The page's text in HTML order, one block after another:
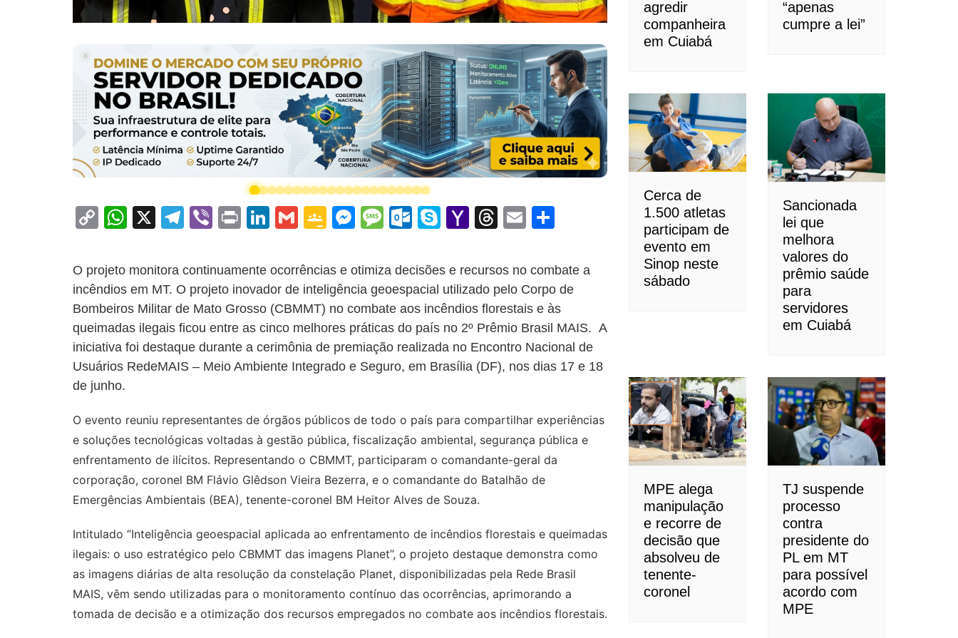
C
p
y
Li
n
k
W
at
s
A
p
p
X
T
e
gr
a
m
Vi
er
Pr
t
Li
k
e
dI
n
G
ai
l
G
o
gl
e
Cl
a
s
o
o
m
M
s
s
e
n
g
er
M
s
s
a
g
e
O
lo
o
k.
c
o
m
S
y
p
e
Y
h
o
o
M
ai
l
T
e
a
d
s
E
ai
l
ar
e
O projeto monitora continuamente ocorrências e otimiza decisões e recursos no combate a
incêndios em MT. O projeto inovador de inteligência geoespacial utilizado pelo Corpo de
Bombeiros Militar de Mato Grosso (CBMMT) no combate aos incêndios florestais e às
queimadas ilegais ficou entre as cinco melhores práticas do país no 2º Prêmio Brasil MAIS. A
iniciativa foi destaque durante a cerimônia de premiação realizada no Encontro Nacional de
Usuários RedeMAIS – Meio Ambiente Integrado e Seguro, em Brasília (DF), nos dias 17 e 18
de junho.
O evento reuniu representantes de órgãos públicos de todo o país para compartilhar experiências
e soluções tecnológicas voltadas à gestão pública, fiscalização ambiental, segurança pública e
enfrentamento de ilícitos. Representando o CBMMT, participaram o comandante-geral da
corporação, coronel BM Flávio Glêdson Vieira Bezerra, e o comandante do Batalhão de
Emergências Ambientais (BEA), tenente-coronel BM Heitor Alves de Souza.
Intitulado “Inteligência geoespacial aplicada ao enfrentamento de incêndios florestais e queimadas
ilegais: o uso estratégico pelo CBMMT das imagens Planet”, o projeto destaque demonstra como
as imagens diárias de alta resolução da constelação Planet, disponibilizadas pela Rede Brasil
MAIS, vêm sendo utilizadas para o monitoramento contínuo das ocorrências, aprimorando a
tomada de decisão e a otimização dos recursos empregados no combate aos incêndios florestais.
agredir
companheira
em Cuiabá
“apenas
cumpre a lei”
Cerca de
1.500 atletas
participam de
evento em
Sinop neste
sábado
Sancionada
lei que
melhora
valores do
prêmio saúde
para
servidores
em Cuiabá
MPE alega
manipulação
e recorre de
decisão que
absolveu de
tenente-
coronel
TJ suspende
processo
contra
presidente do
PL em MT
para possível
acordo com
MPE